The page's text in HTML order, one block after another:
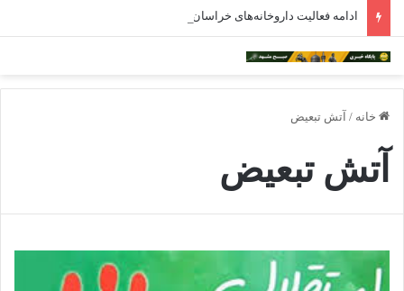
خانه / آتش تبعیض
آتش تبعیض